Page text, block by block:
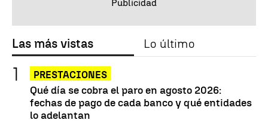
Las más vistas Lo último
PRESTACIONES
Qué día se cobra el paro en agosto 2026:
fechas de pago de cada banco y qué entidades
lo adelantan